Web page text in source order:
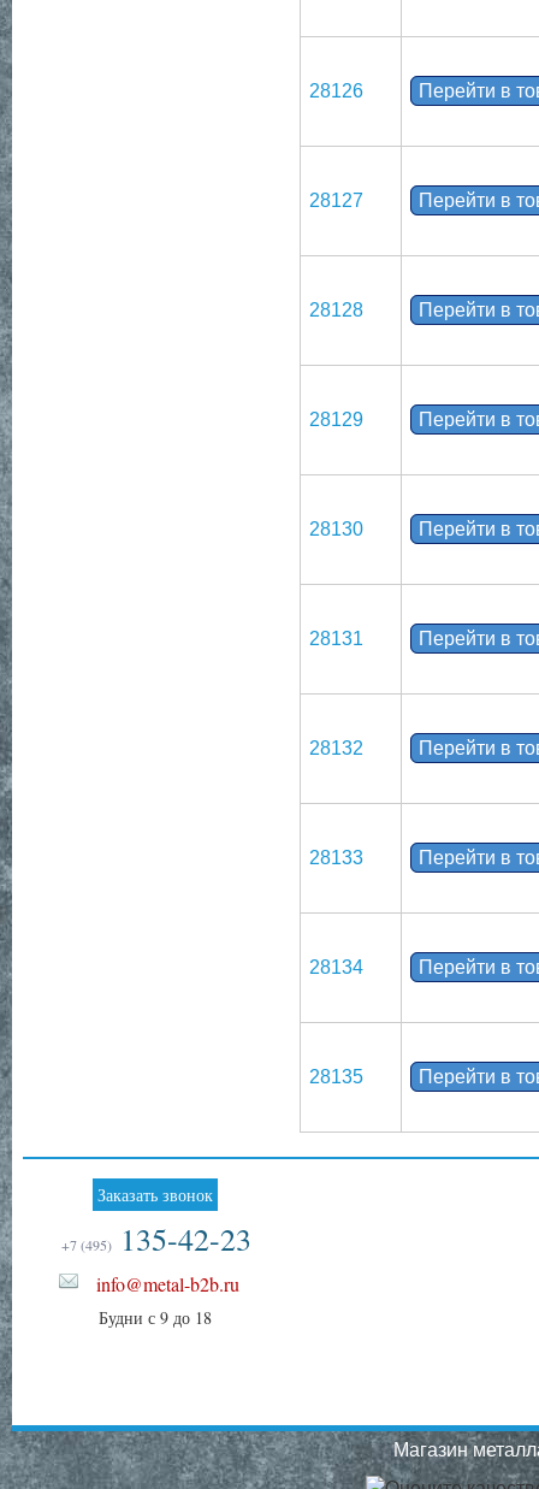
28126 Перейти в
28127 Перейти в
28128 Перейти в
28129 Перейти в
28130 Перейти в
28131 Перейти в
28132 Перейти в
28133 Перейти в
28134 Перейти в
28135 Перейти в
Заказать звонок
+7 (495) 135-42-23
info@metal-b2b.ru
Будни с 9 до 18
Магазин